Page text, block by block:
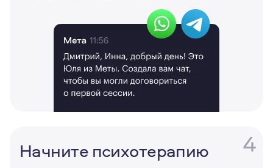
4
Начните психотерапию